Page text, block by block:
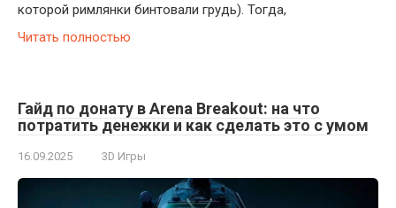
которой римлянки бинтовали грудь). Тогда,
Читать полностью
Гайд по донату в Arena Breakout: на что
потратить денежки и как сделать это с умом
16.09.2025 3D Игры